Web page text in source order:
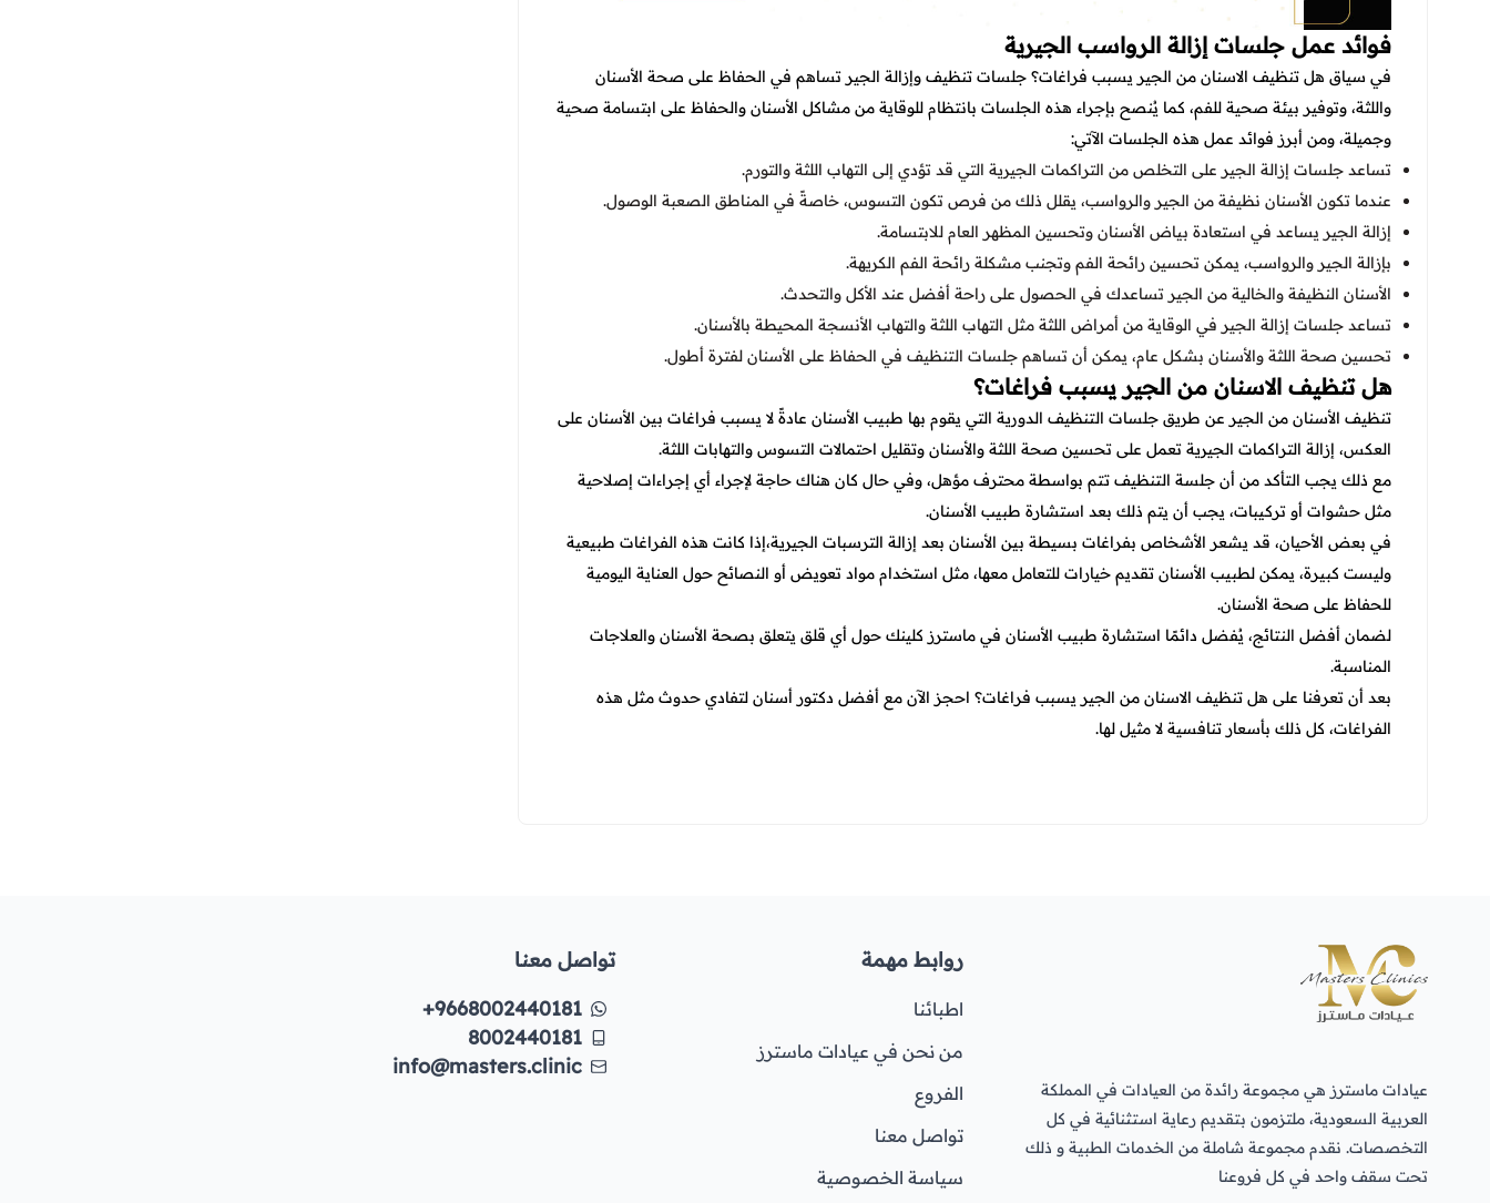
فوائد عمل جلسات إزالة الرواسب الجيرية
في سياق هل تنظيف الاسنان من الجير يسبب فراغات؟ جلسات تنظيف وإزالة الجير تساهم في الحفاظ على صحة الأسنان
واللثة، وتوفير بيئة صحية للفم، كما يُنصح بإجراء هذه الجلسات بانتظام للوقاية من مشاكل الأسنان والحفاظ على ابتسامة صحية
وجميلة، ومن أبرز فوائد عمل هذه الجلسات الآتي:
تساعد جلسات إزالة الجير على التخلص من التراكمات الجيرية التي قد تؤدي إلى التهاب اللثة والتورم.
عندما تكون الأسنان نظيفة من الجير والرواسب، يقلل ذلك من فرص تكون التسوس، خاصةً في المناطق الصعبة الوصول.
إزالة الجير يساعد في استعادة بياض الأسنان وتحسين المظهر العام للابتسامة.
بإزالة الجير والرواسب، يمكن تحسين رائحة الفم وتجنب مشكلة رائحة الفم الكريهة.
الأسنان النظيفة والخالية من الجير تساعدك في الحصول على راحة أفضل عند الأكل والتحدث.
تساعد جلسات إزالة الجير في الوقاية من أمراض اللثة مثل التهاب اللثة والتهاب الأنسجة المحيطة بالأسنان.
تحسين صحة اللثة والأسنان بشكل عام، يمكن أن تساهم جلسات التنظيف في الحفاظ على الأسنان لفترة أطول.
هل تنظيف الاسنان من الجير يسبب فراغات؟
تنظيف الأسنان من الجير عن طريق جلسات التنظيف الدورية التي يقوم بها طبيب الأسنان عادةً لا يسبب فراغات بين الأسنان على
العكس، إزالة التراكمات الجيرية تعمل على تحسين صحة اللثة والأسنان وتقليل احتمالات التسوس والتهابات اللثة.
مع ذلك يجب التأكد من أن جلسة التنظيف تتم بواسطة محترف مؤهل، وفي حال كان هناك حاجة لإجراء أي إجراءات إصلاحية
مثل حشوات أو تركيبات، يجب أن يتم ذلك بعد استشارة طبيب الأسنان.
في بعض الأحيان، قد يشعر الأشخاص بفراغات بسيطة بين الأسنان بعد إزالة الترسبات الجيرية،إذا كانت هذه الفراغات طبيعية
وليست كبيرة، يمكن لطبيب الأسنان تقديم خيارات للتعامل معها، مثل استخدام مواد تعويض أو النصائح حول العناية اليومية
للحفاظ على صحة الأسنان.
لضمان أفضل النتائج، يُفضل دائمًا استشارة طبيب الأسنان في ماسترز كلينك حول أي قلق يتعلق بصحة الأسنان والعلاجات
المناسبة.
بعد أن تعرفنا على هل تنظيف الاسنان من الجير يسبب فراغات؟ احجز الآن مع أفضل دكتور أسنان لتفادي حدوث مثل هذه
الفراغات، كل ذلك بأسعار تنافسية لا مثيل لها.
عيادات ماسترز هي مجموعة رائدة من العيادات في المملكة
العربية السعودية، ملتزمون بتقديم رعاية استثنائية في كل
التخصصات. نقدم مجموعة شاملة من الخدمات الطبية و ذلك
تحت سقف واحد في كل فروعنا
روابط مهمة
اطبائنا
من نحن في عيادات ماسترز
الفروع
تواصل معنا
سياسة الخصوصية
تواصل معنا
+9668002440181
8002440181
info@masters.clinic